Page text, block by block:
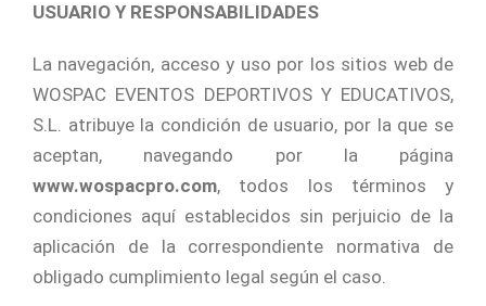
USUARIO Y RESPONSABILIDADES
La navegación, acceso y uso por los sitios web de
WOSPAC EVENTOS DEPORTIVOS Y EDUCATIVOS,
S.L. atribuye la condición de usuario, por la que se
aceptan, navegando por la página
www.wospacpro.com, todos los términos y
condiciones aquí establecidos sin perjuicio de la
aplicación de la correspondiente normativa de
obligado cumplimiento legal según el caso.